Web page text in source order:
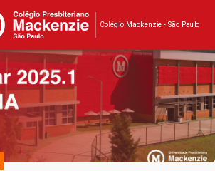
Colégio Mackenzie - São Paulo